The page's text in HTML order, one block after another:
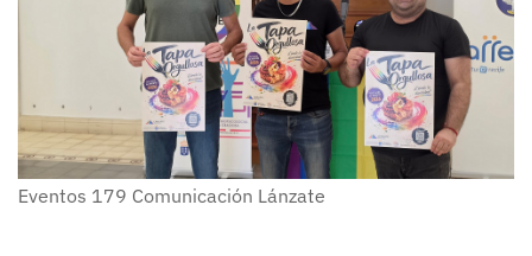
Eventos 179 Comunicación Lánzate